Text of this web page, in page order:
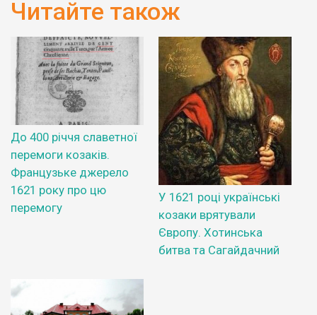
Читайте також
До 400 річчя славетної
перемоги козаків.
Французьке джерело
1621 року про цю
перемогу
У 1621 році українські
козаки врятували
Європу. Хотинська
битва та Сагайдачний